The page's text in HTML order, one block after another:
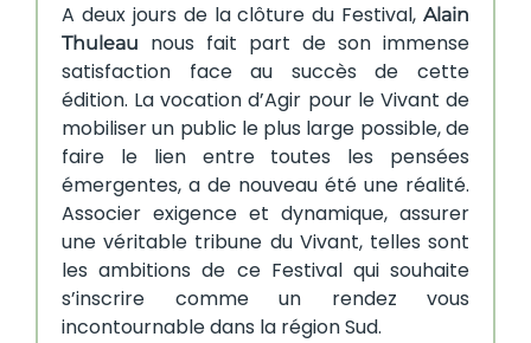
A deux jours de la clôture du Festival, Alain
Thuleau
nous fait part de son immense
satisfaction face au succès de cette
édition. La vocation d’Agir pour le Vivant de
mobiliser un public le plus large possible, de
faire le lien entre toutes les pensées
émergentes, a de nouveau été une réalité.
Associer exigence et dynamique, assurer
une véritable tribune du Vivant, telles sont
les ambitions de ce Festival qui souhaite
s’inscrire comme un rendez vous
incontournable dans la région Sud.